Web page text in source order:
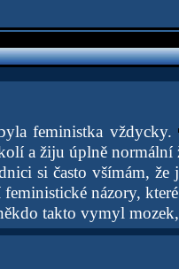
feministka vždycky.
a žiju úplně normální
si často všímám,
názory, které
takto vymyl